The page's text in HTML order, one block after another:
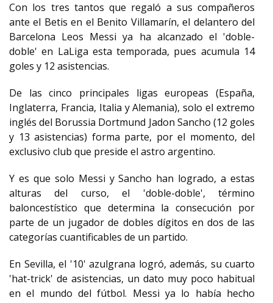
Con los tres tantos que regaló a sus compañeros
ante el Betis en el Benito Villamarín, el delantero del
Barcelona Leos Messi ya ha alcanzado el 'doble-
doble' en LaLiga esta temporada, pues acumula 14
goles y 12 asistencias.
De las cinco principales ligas europeas (España,
Inglaterra, Francia, Italia y Alemania), solo el extremo
inglés del Borussia Dortmund Jadon Sancho (12 goles
y 13 asistencias) forma parte, por el momento, del
exclusivo club que preside el astro argentino.
Y es que solo Messi y Sancho han logrado, a estas
alturas del curso, el 'doble-doble', término
baloncestístico que determina la consecución por
parte de un jugador de dobles dígitos en dos de las
categorías cuantificables de un partido.
En Sevilla, el '10' azulgrana logró, además, su cuarto
'hat-trick' de asistencias, un dato muy poco habitual
en el mundo del fútbol. Messi ya lo había hecho